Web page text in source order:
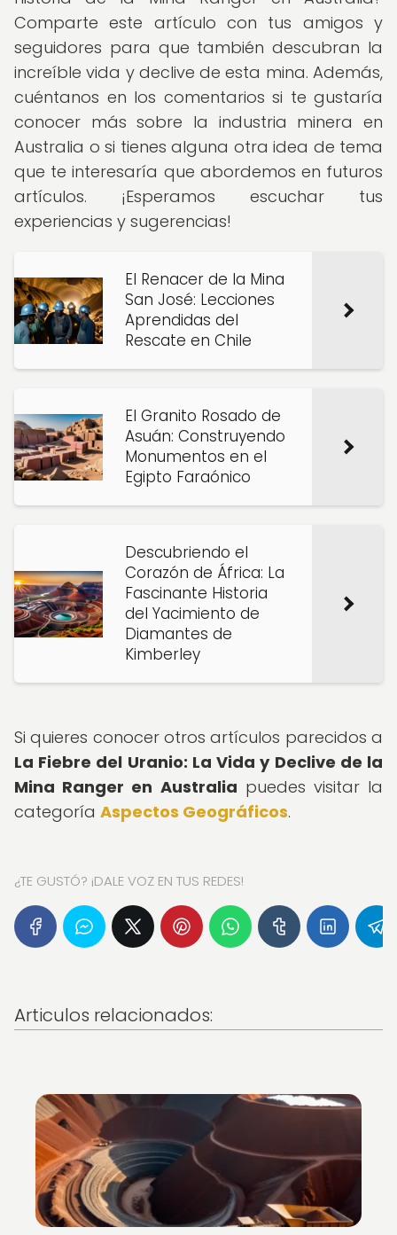
Comparte este artículo con tus amigos y
seguidores para que también descubran la
increíble vida y declive de esta mina. Además,
cuéntanos en los comentarios si te gustaría
conocer más sobre la industria minera en
Australia o si tienes alguna otra idea de tema
que te interesaría que abordemos en futuros
artículos. ¡Esperamos escuchar tus
experiencias y sugerencias!
El Renacer de la Mina
San José: Lecciones
Aprendidas del
Rescate en Chile
El Granito Rosado de
Asuán: Construyendo
Monumentos en el
Egipto Faraónico
Descubriendo el
Corazón de África: La
Fascinante Historia
del Yacimiento de
Diamantes de
Kimberley
Si quieres conocer otros artículos parecidos a
La Fiebre del Uranio: La Vida y Declive de la
Mina Ranger en Australia puedes visitar la
categoría Aspectos Geográficos.
¿TE GUSTÓ? ¡DALE VOZ EN TUS REDES!
Articulos relacionados: